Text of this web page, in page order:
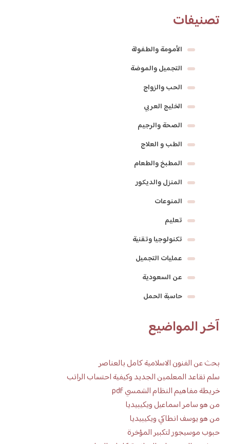
تصنيفات
الأمومة والطفولة
التجميل والموضة
الحب والزواج
الخليج العربي
الصحة والرجيم
الطب و العلاج
المطبخ والطعام
المنزل والديكور
المنوعات
تعليم
تكنولوجيا وتقنية
عمليات التجميل
عن السعودية
حاسبة الحمل
آخر المواضيع
بحث عن الفنون الاسلامية كامل بالعناصر
سلم تقاعد المعلمين الجديد وكيفية احتساب الراتب
خريطة مفاهيم النظام الشمسي pdf
من هو سامر اسماعيل ويكيبيديا
من هو يوسف انطاكي ويكيبيديا
حبوب موسيجور لتكبير المؤخرة